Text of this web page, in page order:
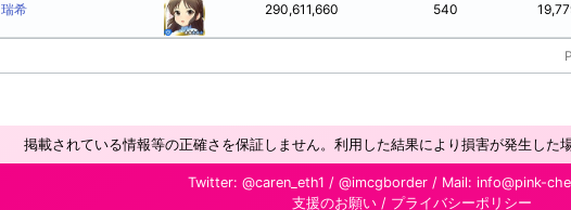
瑞希 290,611,660 540
掲載されている情報等の正確さを保証しません。利用した結果により損害が発生した
Twitter: @caren_eth1 / @imcgborder / Mail: info@pink-
支援のお願い/ プライバシーポリシー